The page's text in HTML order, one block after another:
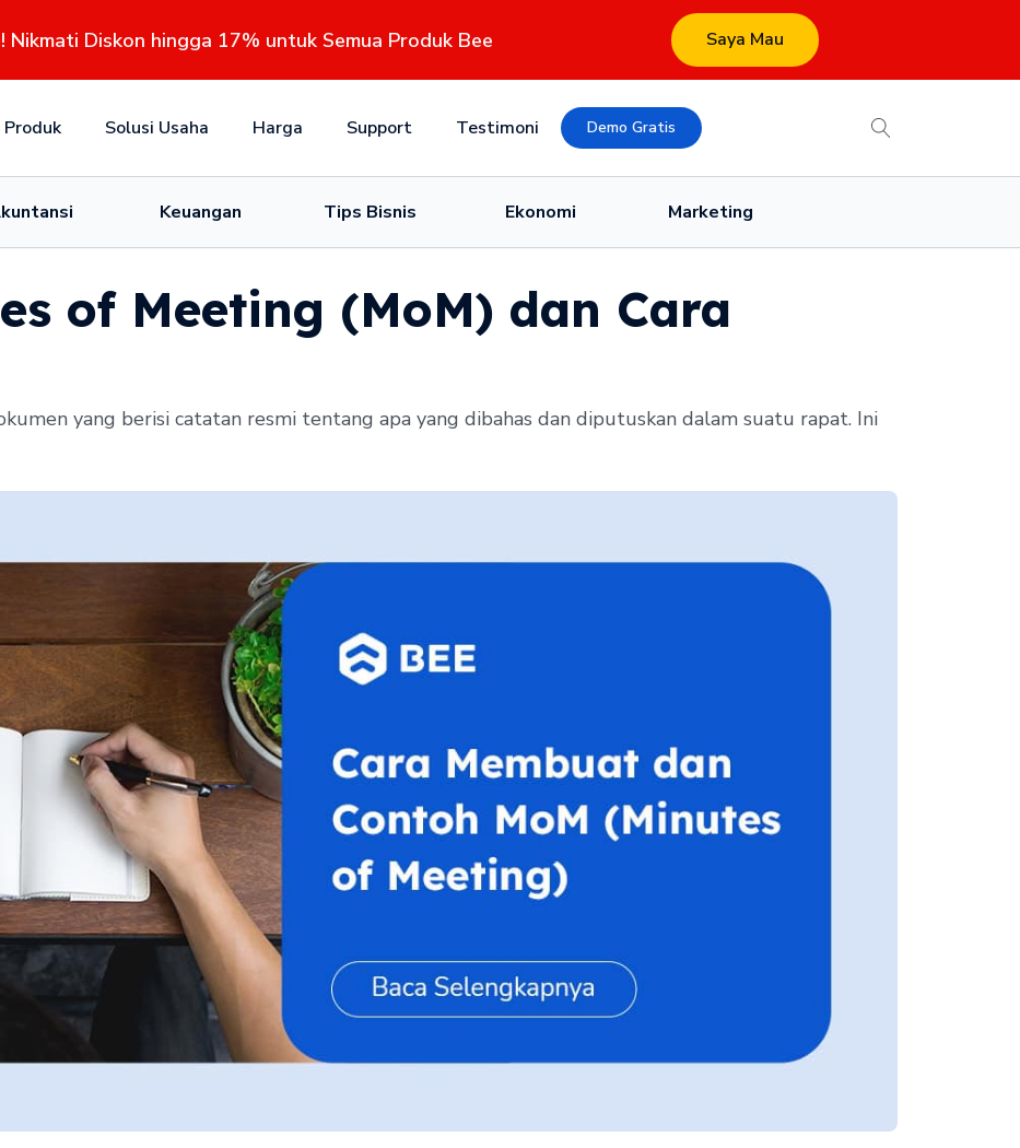
Nikmati Diskon hingga 17% untuk Semua Produk Bee Saya Mau
Produk Solusi Usaha Harga Support Testimoni Demo Gratis
Keuangan Tips Bisnis Ekonomi Marketing
of Meeting (MoM) dan Cara
yang berisi catatan resmi tentang apa yang dibahas dan diputuskan dalam suatu rapat. Ini